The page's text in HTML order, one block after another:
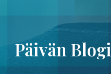
Päivän Blogi